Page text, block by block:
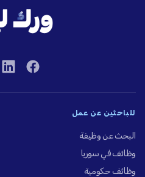
للباحثين عن عمل
البحث عن وظيفة
وظائف في سوريا
وظائف حكومية